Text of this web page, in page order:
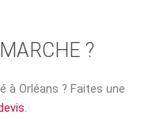
?
à Orléans ? Faites une
.